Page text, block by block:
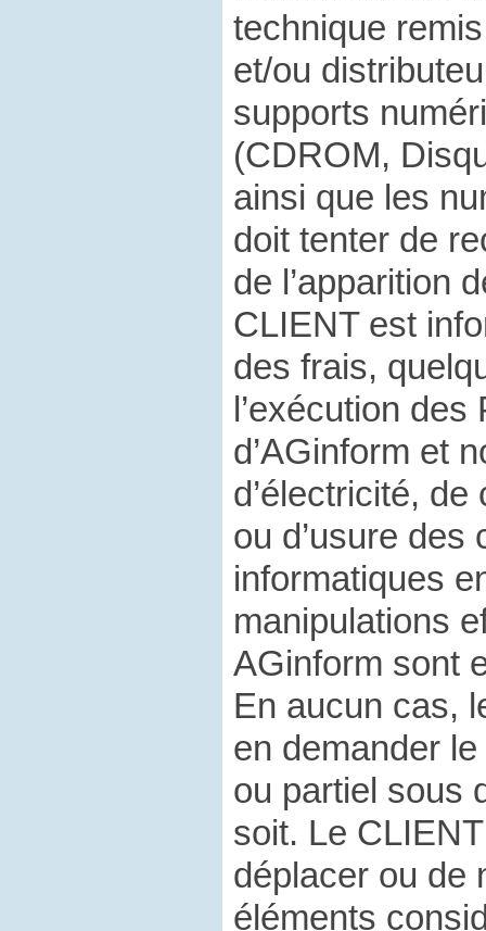
technique
et/ou
supports
(CDROM,
ainsi que les
doit tenter de
de l’apparition
CLIENT est
des frais,
l’exécution
d’AGinform et
d’électricité,
ou d’usure des
informatiques
manipulations
AGinform sont
En aucun cas,
en demander
ou partiel sous
soit. Le
déplacer ou de
éléments